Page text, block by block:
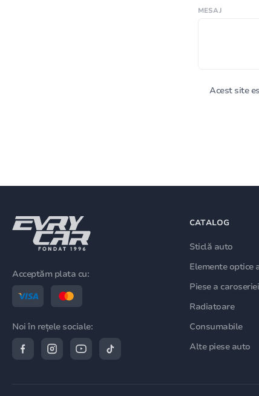
MESAJ
Acest site
Acceptăm plata cu:
Noi în rețele sociale:
CATALOG
Sticlă auto
Elemente optice
Piese a caroseriei
Radiatoare
Consumabile
Alte piese auto